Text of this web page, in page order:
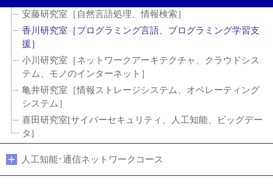
安藤研究室［自然言語処理、情報検索］
香川研究室［プログラミング言語、プログラミング学習支
援］
小川研究室［ネットワークアーキテクチャ、クラウドシス
テム、モノのインターネット］
亀井研究室［情報ストレージシステム、オペレーティング
システム］
喜田研究室[サイバーセキュリティ、人工知能、ビッグデー
タ]
人工知能･通信ネットワークコース